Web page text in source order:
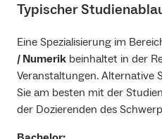
Typischer
Eine Spezialisierung im
/ Numerik beinhaltet in der
Veranstaltungen. Alternative
Sie am besten mit der
der Dozierenden des